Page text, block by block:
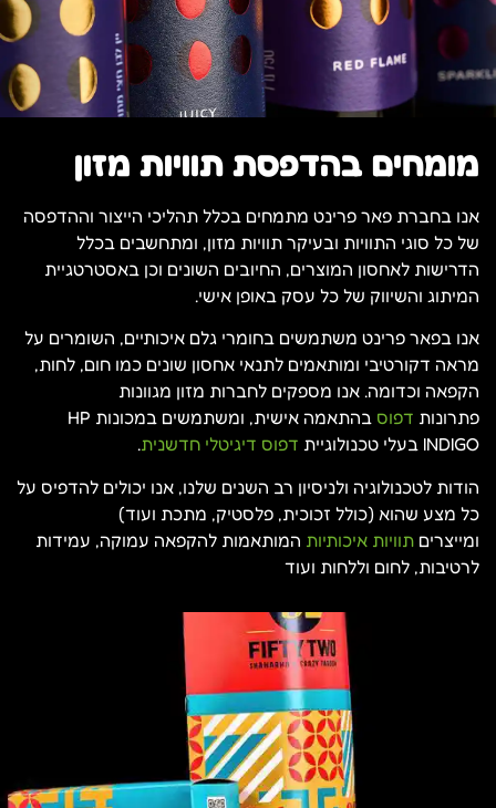
מומחים בהדפסת תוויות מזון
אנו בחברת פאר פרינט מתמחים בכלל תהליכי הייצור וההדפסה
של כל סוגי התוויות ובעיקר תוויות מזון, ומתחשבים בכלל
הדרישות לאחסון המוצרים, החיובים השונים וכן באסטרטגיית
המיתוג והשיווק של כל עסק באופן אישי.
אנו בפאר פרינט משתמשים בחומרי גלם איכותיים, השומרים על
מראה דקורטיבי ומותאמים לתנאי אחסון שונים כמו חום, לחות,
הקפאה וכדומה. אנו מספקים לחברות מזון מגוונות
פתרונות דפוס
בהתאמה אישית, ומשתמשים במכונות HP
INDIGO בעלי טכנולוגיית
דפוס דיגיטלי חדשנית.
הודות לטכנולוגיה ולניסיון רב השנים שלנו, אנו יכולים להדפיס על
כל מצע שהוא (כולל זכוכית, פלסטיק, מתכת ועוד)
ומייצרים תוויות איכותיות המותאמות להקפאה עמוקה, עמידות
לרטיבות, לחום וללחות ועוד